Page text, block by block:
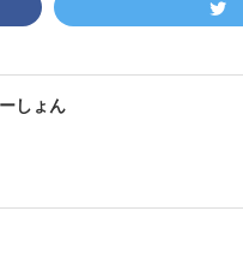
しょん